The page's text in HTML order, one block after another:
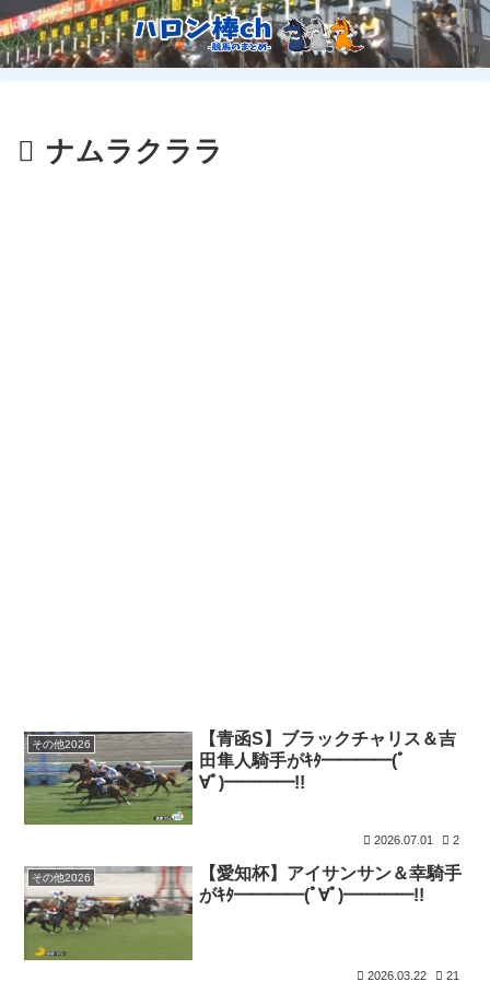
ナムラクララ
その他2026
【青函S】ブラックチャリス＆吉
田隼人騎手がｷﾀ━━━━(ﾟ
∀ﾟ)━━━━!!
2026.07.01 2
その他2026
【愛知杯】アイサンサン＆幸騎手
がｷﾀ━━━━(ﾟ∀ﾟ)━━━━!!
2026.03.22 21